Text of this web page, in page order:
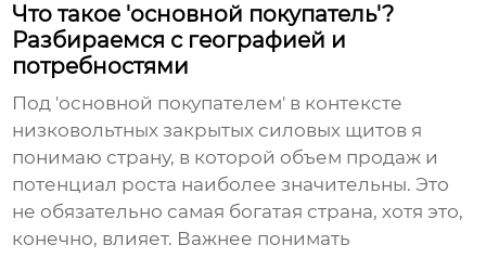
Что такое 'основной покупатель'?
Разбираемся с географией и
потребностями
Под 'основной покупателем' в контексте
низковольтных закрытых силовых щитов я
понимаю страну, в которой объем продаж и
потенциал роста наиболее значительны. Это
не обязательно самая богатая страна, хотя это,
конечно, влияет. Важнее понимать